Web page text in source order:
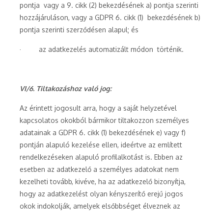
pontja vagy a 9. cikk (2) bekezdésének a) pontja szerinti
hozzájáruláson, vagy a GDPR 6. cikk (1) bekezdésének b)
pontja szerinti szerződésen alapul; és
· az adatkezelés automatizált módon történik.
VI/6. Tiltakozáshoz való jog:
Az érintett jogosult arra, hogy a saját helyzetével
kapcsolatos okokból bármikor tiltakozzon személyes
adatainak a GDPR 6. cikk (1) bekezdésének e) vagy f)
pontján alapuló kezelése ellen, ideértve az említett
rendelkezéseken alapuló profilalkotást is. Ebben az
esetben az adatkezelő a személyes adatokat nem
kezelheti tovább, kivéve, ha az adatkezelő bizonyítja,
hogy az adatkezelést olyan kényszerítő erejű jogos
okok indokolják, amelyek elsőbbséget élveznek az